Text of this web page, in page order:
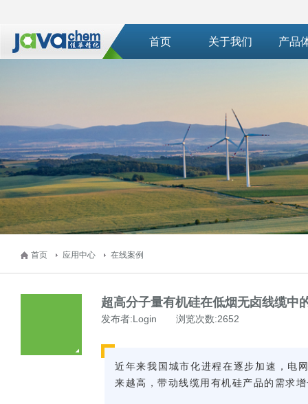
首页 关于我们 产品
首页 应用中心 在线案例
超高分子量有机硅在低烟无卤线缆中
发布者:Login 浏览次数:2652
近年来我国城市化进程在逐步加速，电
来越高，带动线缆用有机硅产品的需求